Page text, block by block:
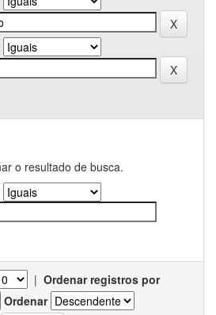
o resultado de busca.
| Ordenar registros por
Ordenar